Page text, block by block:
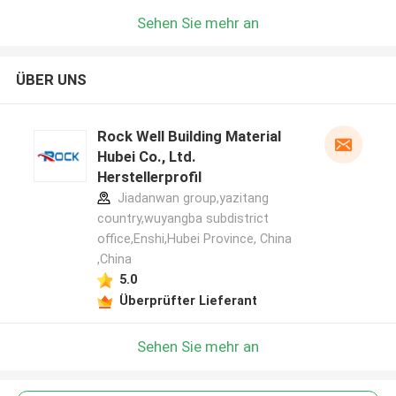
Sehen Sie mehr an
ÜBER UNS
Rock Well Building Material
Hubei Co., Ltd.
Herstellerprofil
Jiadanwan group,yazitang
country,wuyangba subdistrict
office,Enshi,Hubei Province, China
,China
5.0
Überprüfter Lieferant
Sehen Sie mehr an